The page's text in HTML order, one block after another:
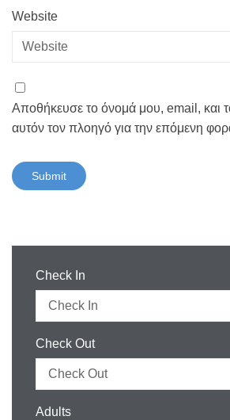
Website
Αποθήκευσε το όνομά μου, email, και
αυτόν τον πλοηγό για την επόμενη
Check In
Check Out
Adults